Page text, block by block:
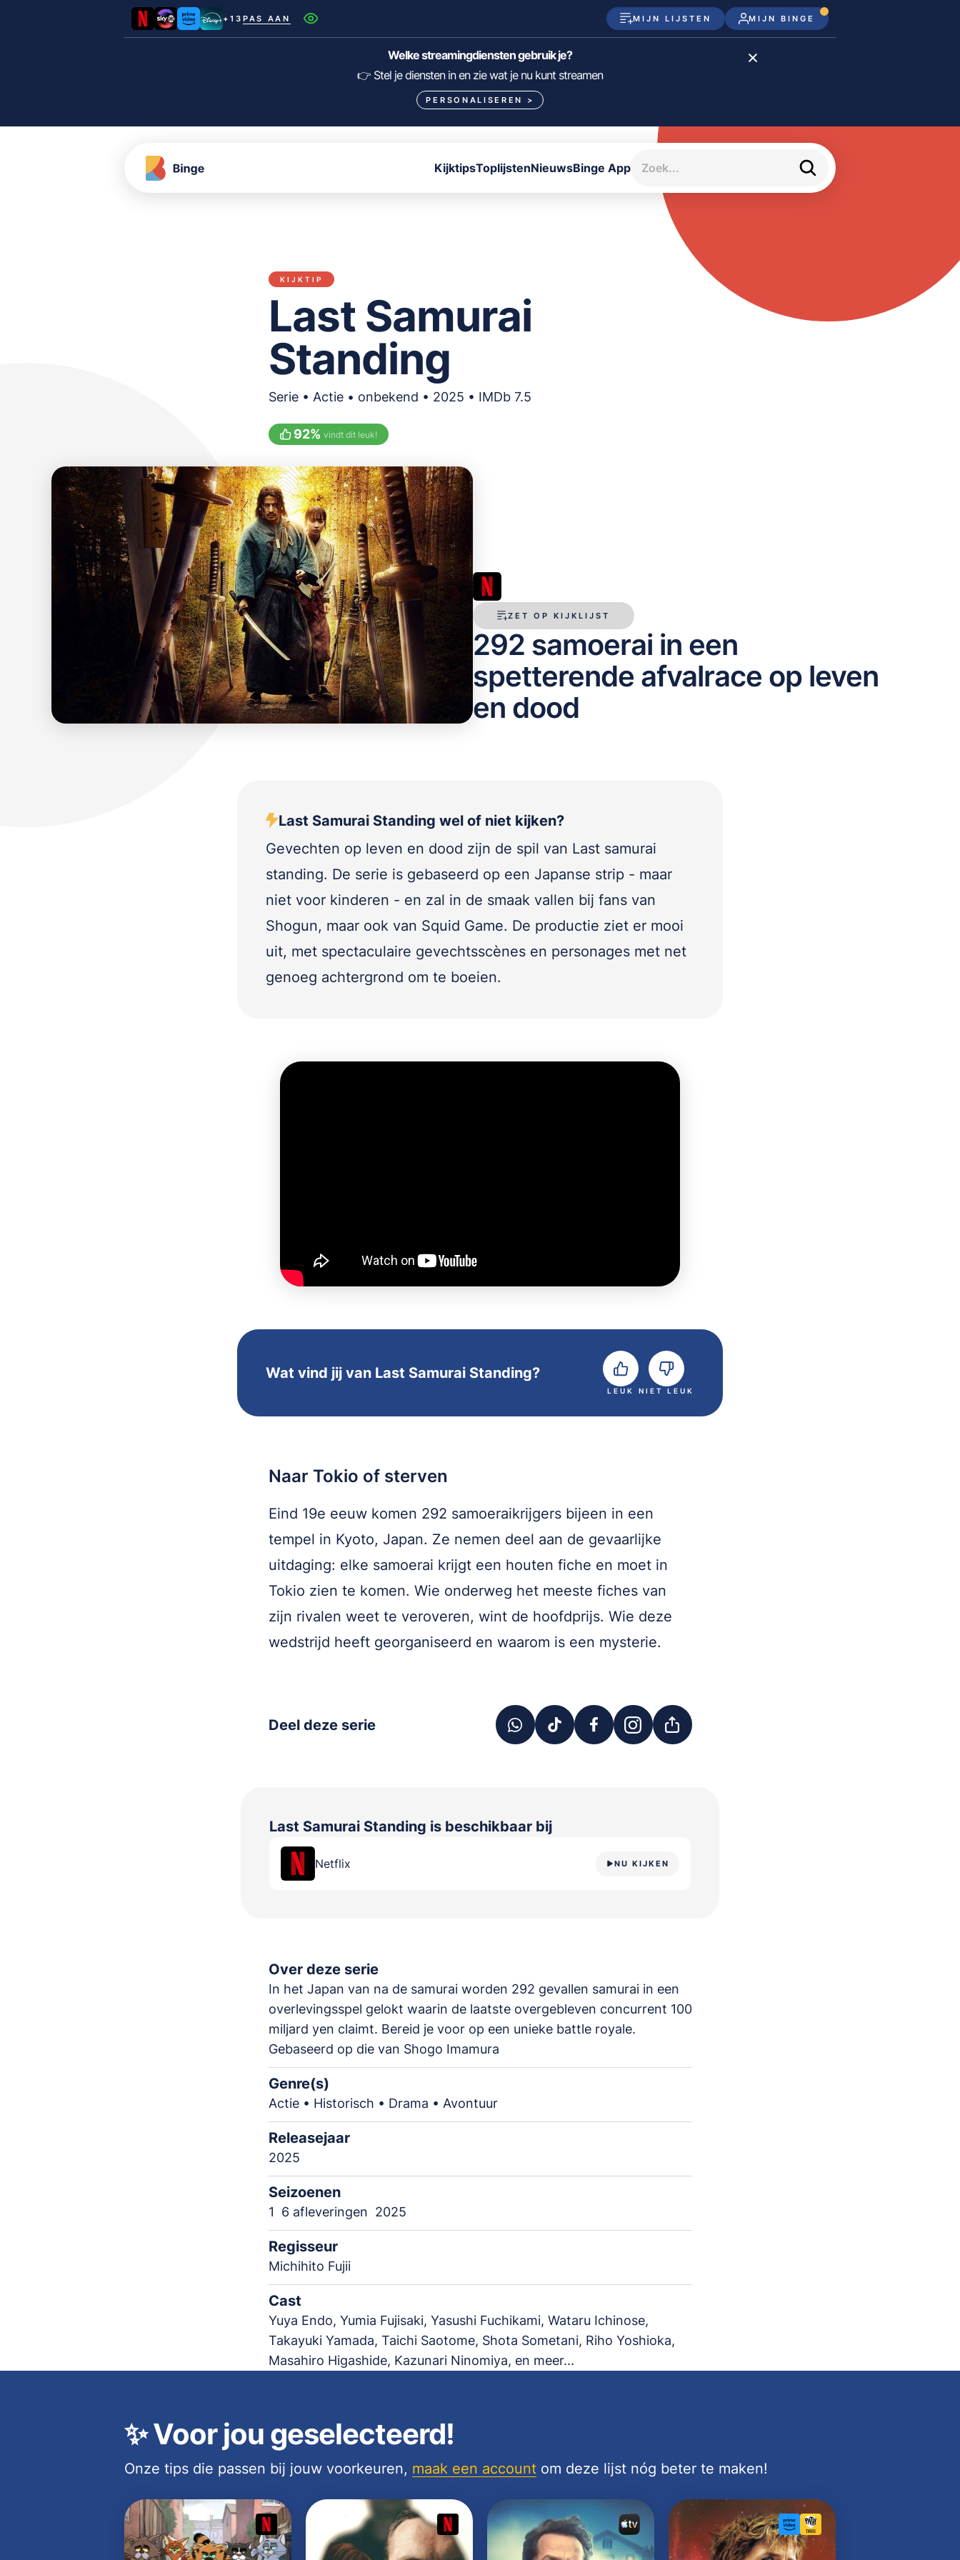
+13 PAS AAN MIJN LIJSTEN MIJN BINGE
Netflix SkyShowtime Prime Video Disney+
HBO Max NPO Start
Pathé Thuis
meJane
Welke streamingdiensten gebruik je?
👉 Stel je diensten in en zie wat je nu kunt streamen
PERSONALISEREN >
KijktipsToplijstenNieuwsBinge App
KIJKTIP
Last Samurai
Standing
Serie • Actie • onbekend • 2025 • IMDb 7.5
92% vindt dit leuk!
ZET OP KIJKLIJST
292 samoerai in een
spetterende afvalrace op leven
en dood
Last Samurai Standing wel of niet kijken?
Gevechten op leven en dood zijn de spil van Last samurai
standing. De serie is gebaseerd op een Japanse strip - maar
niet voor kinderen - en zal in de smaak vallen bij fans van
Shogun, maar ook van Squid Game. De productie ziet er mooi
uit, met spectaculaire gevechtsscènes en personages met net
genoeg achtergrond om te boeien.
Wat vind jij van Last Samurai Standing?
LEUK NIET LEUK
Naar Tokio of sterven
Eind 19e eeuw komen 292 samoeraikrijgers bijeen in een
tempel in Kyoto, Japan. Ze nemen deel aan de gevaarlijke
uitdaging: elke samoerai krijgt een houten fiche en moet in
Tokio zien te komen. Wie onderweg het meeste fiches van
zijn rivalen weet te veroveren, wint de hoofdprijs. Wie deze
wedstrijd heeft georganiseerd en waarom is een mysterie.
Deel deze serie
Last Samurai Standing is beschikbaar bij
Netflix NU KIJKEN
Over deze serie
In het Japan van na de samurai worden 292 gevallen samurai in een
overlevingsspel gelokt waarin de laatste overgebleven concurrent 100
miljard yen claimt. Bereid je voor op een unieke battle royale.
Gebaseerd op die van Shogo Imamura
Genre(s)
Actie • Historisch • Drama • Avontuur
Releasejaar
2025
Seizoenen
1 6 afleveringen 2025
Regisseur
Michihito Fujii
Cast
Yuya Endo, Yumia Fujisaki, Yasushi Fuchikami, Wataru Ichinose,
Takayuki Yamada, Taichi Saotome, Shota Sometani, Riho Yoshioka,
Masahiro Higashide, Kazunari Ninomiya, en meer...
✨Voor jou geselecteerd!
Onze tips die passen bij jouw voorkeuren, maak een account om deze lijst nóg beter te maken!